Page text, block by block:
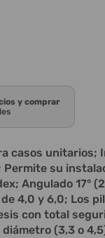
y comprar
casos unitarios;
su
Angulado 17°
4,0 y 6,0; Los
con total
(3,3 o